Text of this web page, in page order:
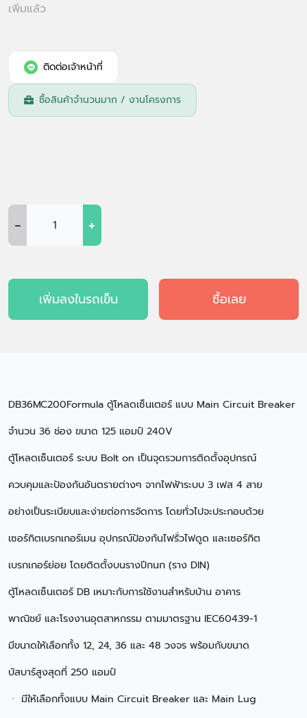
เพิ่มแล้ว
ติดต่อเจ้าหน้าที่
ซื้อสินค้าจำนวนมาก / งานโครงการ
- +
เพิ่มลงในรถเข็น ซื้อเลย
DB36MC200Formula ตู้โหลดเซ็นเตอร์ แบบ Main Circuit Breaker
จำนวน 36 ช่อง ขนาด 125 แอมป์ 240V
ตู้โหลดเซ็นเตอร์ ระบบ Bolt on เป็นจุดรวมการติดตั้งอุปกรณ์
ควบคุมและป้องกันอันตรายต่างๆ จากไฟฟ้าระบบ 3 เฟส 4 สาย
อย่างเป็นระเบียบและง่ายต่อการจัดการ โดยทั่วไปจะประกอบด้วย
เซอร์กิตเบรกเกอร์เมน อุปกรณ์ป้องกันไฟรั่วไฟดูด และเซอร์กิต
เบรกเกอร์ย่อย โดยติดตั้งบนรางปีกนก (ราง DIN)
ตู้โหลดเซ็นเตอร์ DB เหมาะกับการใช้งานสำหรับบ้าน อาคาร
พาณิชย์ และโรงงานอุตสาหกรรม ตามมาตรฐาน IEC60439-1
มีขนาดให้เลือกทั้ง 12, 24, 36 และ 48 วงจร พร้อมกับขนาด
บัสบาร์สูงสุดที่ 250 แอมป์
ㆍ มีให้เลือกทั้งแบบ Main Circuit Breaker และ Main Lug